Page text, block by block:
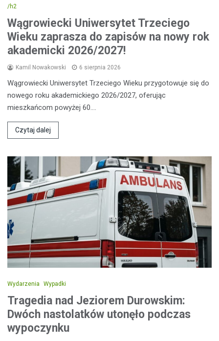
/h2
Wągrowiecki Uniwersytet Trzeciego
Wieku zaprasza do zapisów na nowy rok
akademicki 2026/2027!
Kamil Nowakowski 6 sierpnia 2026
Wągrowiecki Uniwersytet Trzeciego Wieku przygotowuje się do
nowego roku akademickiego 2026/2027, oferując
mieszkańcom powyżej 60.…
Czytaj dalej
Wydarzenia Wypadki
Tragedia nad Jeziorem Durowskim:
Dwóch nastolatków utonęło podczas
wypoczynku